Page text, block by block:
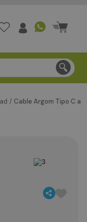
en menos de 3
Cable Argom Tipo C a